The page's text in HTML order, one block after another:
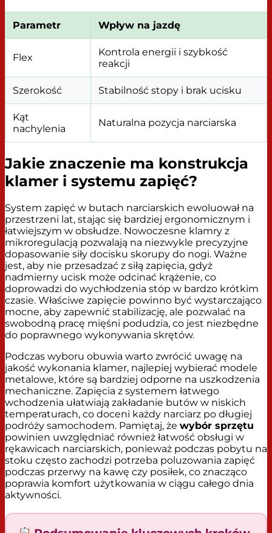
Parametr Wpływ na jazdę
Flex
Kontrola energii i szybkość
reakcji
Szerokość Stabilność stopy i brak ucisku
Kąt
nachylenia
Naturalna pozycja narciarska
Jakie znaczenie ma konstrukcja
klamer i systemu zapięć?
System zapięć w butach narciarskich ewoluował na
przestrzeni lat, stając się bardziej ergonomicznym i
łatwiejszym w obsłudze. Nowoczesne klamry z
mikroregulacją pozwalają na niezwykle precyzyjne
dopasowanie siły docisku skorupy do nogi. Ważne
jest, aby nie przesadzać z siłą zapięcia, gdyż
nadmierny ucisk może odcinać krążenie, co
doprowadzi do wychłodzenia stóp w bardzo krótkim
czasie. Właściwe zapięcie powinno być wystarczająco
mocne, aby zapewnić stabilizację, ale pozwalać na
swobodną pracę mięśni podudzia, co jest niezbędne
do poprawnego wykonywania skrętów.
Podczas wyboru obuwia warto zwrócić uwagę na
jakość wykonania klamer, najlepiej wybierać modele
metalowe, które są bardziej odporne na uszkodzenia
mechaniczne. Zapięcia z systemem łatwego
wchodzenia ułatwiają zakładanie butów w niskich
temperaturach, co doceni każdy narciarz po długiej
podróży samochodem. Pamiętaj, że wybór sprzętu
powinien uwzględniać również łatwość obsługi w
rękawicach narciarskich, ponieważ podczas pobytu na
stoku często zachodzi potrzeba poluzowania zapięć
podczas przerwy na kawę czy posiłek, co znacząco
poprawia komfort użytkowania w ciągu całego dnia
aktywności.